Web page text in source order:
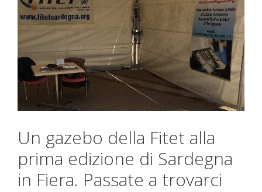
Un gazebo della Fitet alla
prima edizione di Sardegna
in Fiera. Passate a trovarci